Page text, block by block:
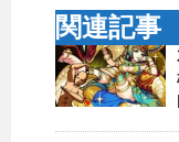
関連記事